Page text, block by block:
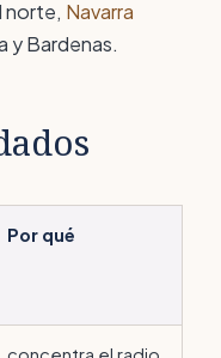
norte, Navarra
y Bardenas.
Por qué